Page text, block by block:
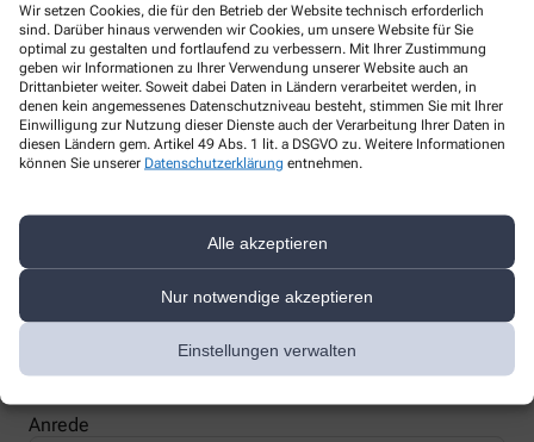
Wir setzen Cookies, die für den Betrieb der Website technisch erforderlich
sind. Darüber hinaus verwenden wir Cookies, um unsere Website für Sie
optimal zu gestalten und fortlaufend zu verbessern. Mit Ihrer Zustimmung
geben wir Informationen zu Ihrer Verwendung unserer Website auch an
Drittanbieter weiter. Soweit dabei Daten in Ländern verarbeitet werden, in
denen kein angemessenes Datenschutzniveau besteht, stimmen Sie mit Ihrer
Einwilligung zur Nutzung dieser Dienste auch der Verarbeitung Ihrer Daten in
diesen Ländern gem. Artikel 49 Abs. 1 lit. a DSGVO zu. Weitere Informationen
können Sie unserer Datenschutzerklärung entnehmen.
Alle akzeptieren
Nur notwendige akzeptieren
Einstellungen verwalten
Nachweis Ihrer Befreiung
Wenn Sie einen Ausweis über die Befreiung der gesetzlichen
müssen Ihren Ausweis nicht immer vorzeigen.
Kundenkarte beantragen
Jetzt schnell und einfach online beantragen und beim nächsten
Anrede